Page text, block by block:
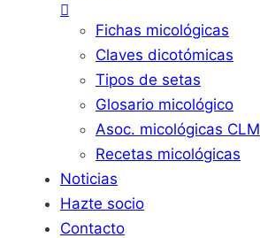
Fichas micológicas
Claves dicotómicas
Tipos de setas
Glosario micológico
Asoc. micológicas CLM
Recetas micológicas
Noticias
Hazte socio
Contacto